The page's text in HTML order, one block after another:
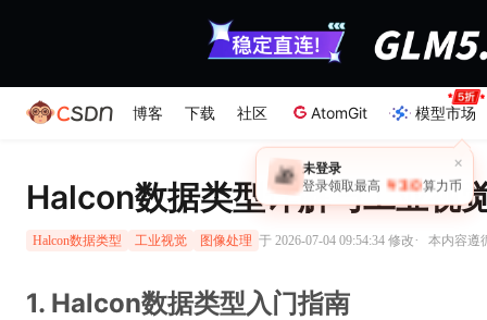
博客 下载 社区 AtomGit 模型市场
×
🎁 未登录
登录领取最高 ￥30 算力币
Halcon数据类型详解与工业视
Halcon数据类型 工业视觉 图像处理 于 2026-07-04 09:54:34 修改· 本内容遵
1. Halcon数据类型入门指南